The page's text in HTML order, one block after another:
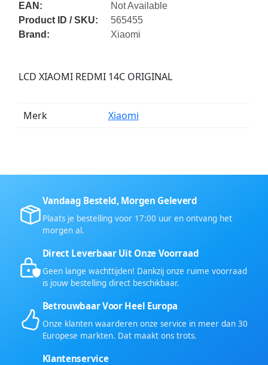
EAN:
Not Available
Product ID / SKU:
565455
Brand:
Xiaomi
LCD XIAOMI REDMI 14C ORIGINAL
Merk Xiaomi
Vandaag Besteld, Morgen Geleverd
Plaats je bestelling voor 17:00 uur en ontvang het
morgen al.
Direct Leverbaar Uit Onze Voorraad
Geen lange wachttijden! Dankzij onze ruime voorraad
is jouw bestelling direct beschikbaar.
Betrouwbaar Voor Heel Europa
Onze klanten waarderen onze service in meer dan 30
Europese markten. Dat maakt ons trots.
Klantenservice